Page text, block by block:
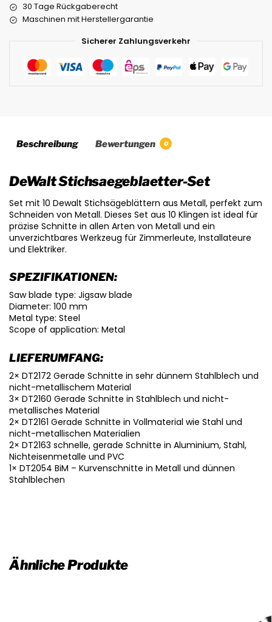
30 Tage Rückgaberecht
Maschinen mit Herstellergarantie
Sicherer Zahlungsverkehr
Beschreibung Bewertungen 0
DeWalt Stichsaegeblaetter-Set
Set mit 10 Dewalt Stichsägeblättern aus Metall, perfekt zum
Schneiden von Metall. Dieses Set aus 10 Klingen ist ideal für
präzise Schnitte in allen Arten von Metall und ein
unverzichtbares Werkzeug für Zimmerleute, Installateure
und Elektriker.
SPEZIFIKATIONEN:
Saw blade type: Jigsaw blade
Diameter: 100 mm
Metal type: Steel
Scope of application: Metal
LIEFERUMFANG:
2× DT2172 Gerade Schnitte in sehr dünnem Stahlblech und
nicht-metallischem Material
3× DT2160 Gerade Schnitte in Stahlblech und nicht-
metallisches Material
2× DT2161 Gerade Schnitte in Vollmaterial wie Stahl und
nicht-metallischen Materialien
2× DT2163 schnelle, gerade Schnitte in Aluminium, Stahl,
Nichteisenmetalle und PVC
1× DT2054 BiM – Kurvenschnitte in Metall und dünnen
Stahlblechen
Ähnliche Produkte